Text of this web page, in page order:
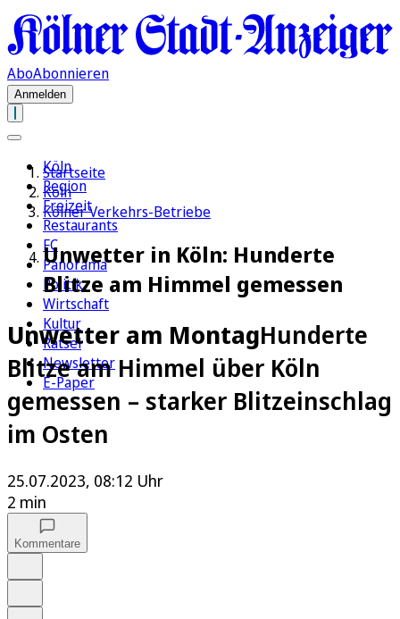
AboAbonnieren
Anmelden
Köln
Region
Freizeit
Restaurants
FC
Panorama
Politik
Wirtschaft
Kultur
Rätsel
Newsletter
E-Paper
Startseite
Köln
Kölner Verkehrs-Betriebe
Unwetter in Köln: Hunderte
Blitze am Himmel gemessen
Unwetter am MontagHunderte
Blitze am Himmel über Köln
gemessen – starker Blitzeinschlag
im Osten
25.07.2023, 08:12 Uhr
2 min
Kommentare